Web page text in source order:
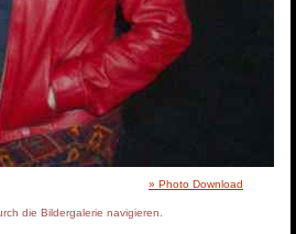
» Photo Download
die Bildergalerie navigieren.